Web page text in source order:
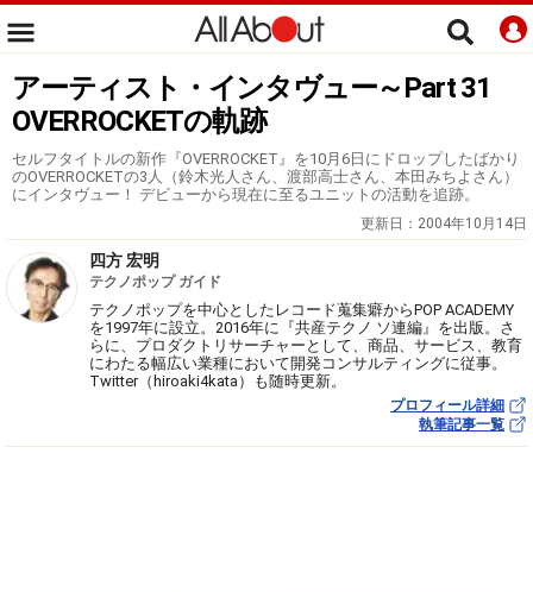
アーティスト・インタヴュー～Part 31
OVERROCKETの軌跡
セルフタイトルの新作『OVERROCKET』を10月6日にドロップしたばかり
のOVERROCKETの3人（鈴木光人さん、渡部高士さん、本田みちよさん）
にインタヴュー！ デビューから現在に至るユニットの活動を追跡。
更新日： 2004年10月14日
四方 宏明
テクノポップ ガイド
テクノポップを中心としたレコード蒐集癖からPOP ACADEMY
を1997年に設立。2016年に『共産テクノ ソ連編』を出版。さ
らに、プロダクトリサーチャーとして、商品、サービス、教育
にわたる幅広い業種において開発コンサルティングに従事。
Twitter（hiroaki4kata）も随時更新。
プロフィール詳細
執筆記事一覧